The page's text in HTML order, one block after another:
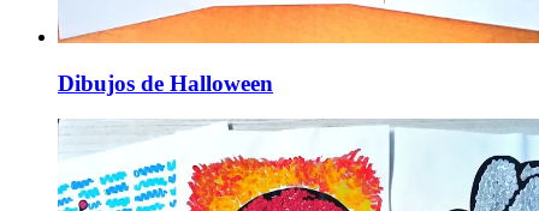
Dibujos de Halloween